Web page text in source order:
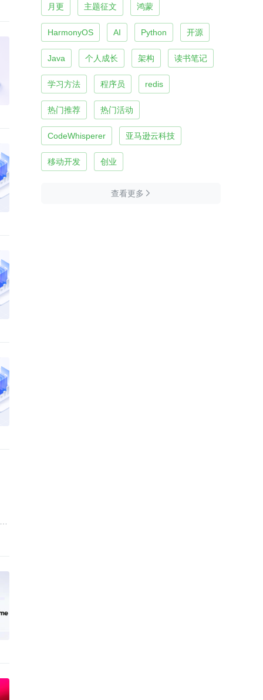
月更 主题征文 鸿蒙
HarmonyOS AI Python 开源
Java 个人成长 架构 读书笔记
学习方法 程序员 redis
热门推荐 热门活动
CodeWhisperer 亚马逊云科技
移动开发 创业
查看更多 